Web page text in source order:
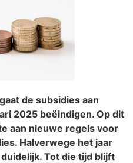
de subsidies aan
2025 beëindigen. Op dit
aan nieuwe regels voor
Halverwege het jaar
Tot die tijd blijft